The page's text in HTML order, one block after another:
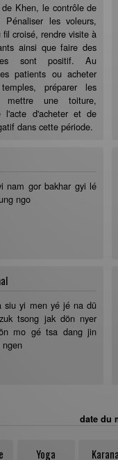
Khen, le contrôle de
les voleurs,
croisé, rendre visite à
ainsi que faire des
sont positif. Au
patients ou acheter
préparer les
mettre une toiture,
l'acte d'acheter et de
dans cette période.
nam gor bakhar gyi lé
ngo
siu yi men yé jé na dü
tsong jak dön nyer
mo gé tsa dang jin
date du
Yoga